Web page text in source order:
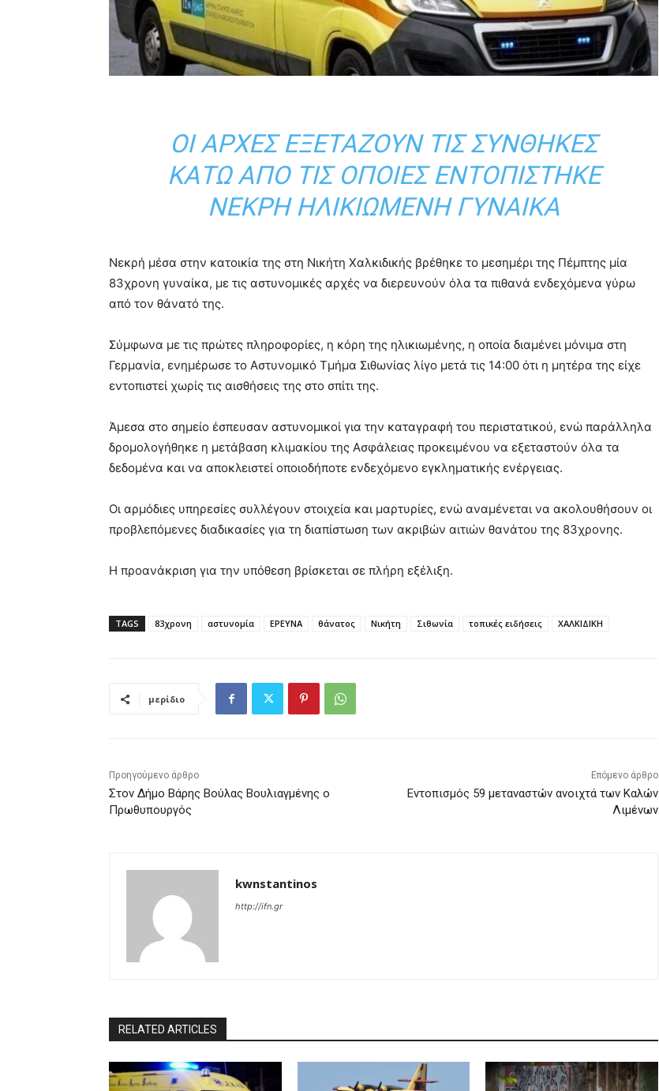
ΟΙ ΑΡΧΈΣ ΕΞΕΤΆΖΟΥΝ ΤΙΣ ΣΥΝΘΉΚΕΣ
ΚΆΤΩ ΑΠΌ ΤΙΣ ΟΠΟΊΕΣ ΕΝΤΟΠΊΣΤΗΚΕ
ΝΕΚΡΉ ΗΛΙΚΙΩΜΈΝΗ ΓΥΝΑΊΚΑ
Νεκρή μέσα στην κατοικία της στη Νικήτη Χαλκιδικής βρέθηκε το μεσημέρι της Πέμπτης μία
83χρονη γυναίκα, με τις αστυνομικές αρχές να διερευνούν όλα τα πιθανά ενδεχόμενα γύρω
από τον θάνατό της.
Σύμφωνα με τις πρώτες πληροφορίες, η κόρη της ηλικιωμένης, η οποία διαμένει μόνιμα στη
Γερμανία, ενημέρωσε το Αστυνομικό Τμήμα Σιθωνίας λίγο μετά τις 14:00 ότι η μητέρα της είχε
εντοπιστεί χωρίς τις αισθήσεις της στο σπίτι της.
Άμεσα στο σημείο έσπευσαν αστυνομικοί για την καταγραφή του περιστατικού, ενώ παράλληλα
δρομολογήθηκε η μετάβαση κλιμακίου της Ασφάλειας προκειμένου να εξεταστούν όλα τα
δεδομένα και να αποκλειστεί οποιοδήποτε ενδεχόμενο εγκληματικής ενέργειας.
Οι αρμόδιες υπηρεσίες συλλέγουν στοιχεία και μαρτυρίες, ενώ αναμένεται να ακολουθήσουν οι
προβλεπόμενες διαδικασίες για τη διαπίστωση των ακριβών αιτιών θανάτου της 83χρονης.
Η προανάκριση για την υπόθεση βρίσκεται σε πλήρη εξέλιξη.
TAGS 83χρονη αστυνομία ΕΡΕΥΝΑ θάνατος Νικήτη Σιθωνία τοπικές ειδήσεις ΧΑΛΚΙΔΙΚΗ
μερίδιο
Προηγούμενο άρθρο
Στον Δήμο Βάρης Βούλας Βουλιαγμένης ο
Πρωθυπουργός
Επόμενο άρθρο
Εντοπισμός 59 μεταναστών ανοιχτά των Καλών
Λιμένων
kwnstantinos
http://ifn.gr
RELATED ARTICLES